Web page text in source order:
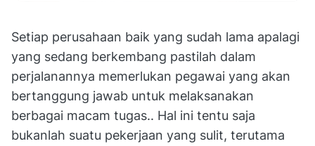
Setiap perusahaan baik yang sudah lama apalagi
yang sedang berkembang pastilah dalam
perjalanannya memerlukan pegawai yang akan
bertanggung jawab untuk melaksanakan
berbagai macam tugas.. Hal ini tentu saja
bukanlah suatu pekerjaan yang sulit, terutama